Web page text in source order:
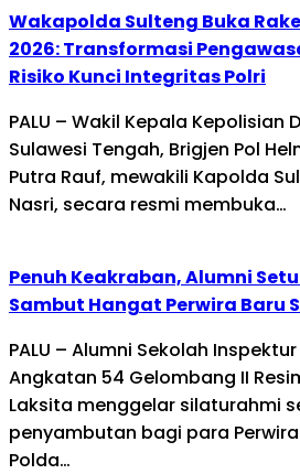
Wakapolda Sulteng Buka
2026: Transformasi
Risiko Kunci Integritas Polri
PALU – Wakil Kepala
Sulawesi Tengah, Brigjen Pol
Putra Rauf, mewakili Kapolda
Nasri, secara resmi membuka…
Penuh Keakraban, Alumni
Sambut Hangat Perwira Baru
PALU – Alumni Sekolah Inspektur
Angkatan 54 Gelombang II
Laksita menggelar silaturahmi
penyambutan bagi para
Polda…